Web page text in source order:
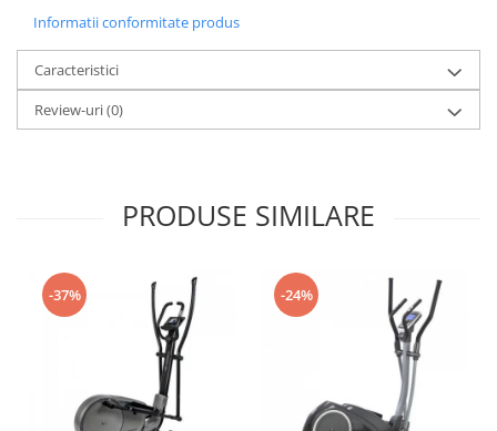
Informatii conformitate produs
Caracteristici
Review-uri(0)
PRODUSE SIMILARE
-37% -24%